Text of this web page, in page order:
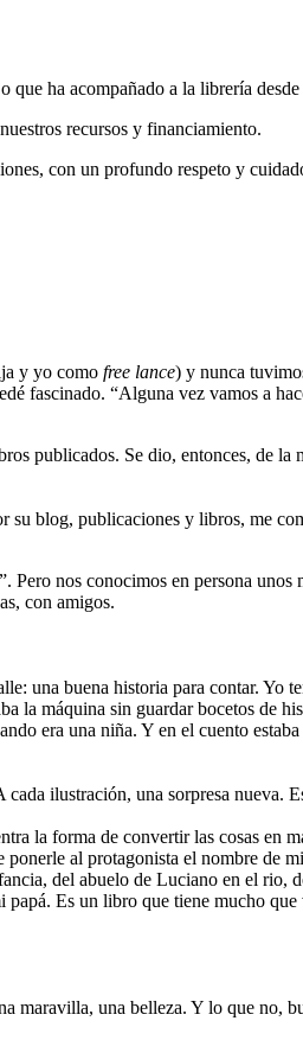
ha acompañado a la librería
recursos y financiamiento.
con un profundo respeto y
y yo como free lance) y nunca
fascinado. “Alguna vez vamos a
publicados. Se dio, entonces, de la
blog, publicaciones y libros, me
nos conocimos en persona
con amigos.
una buena historia para contar. Yo
la máquina sin guardar bocetos de
era una niña. Y en el cuento
ilustración, una sorpresa nueva.
la forma de convertir las cosas en
al protagonista el nombre de
del abuelo de Luciano en el rio,
Es un libro que tiene mucho
maravilla, una belleza. Y lo que no,